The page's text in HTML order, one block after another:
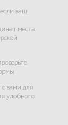
ваш
места
вами для
удобного